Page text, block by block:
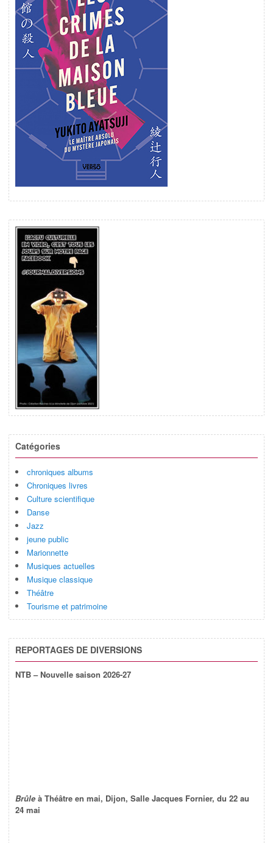
Catégories
chroniques albums
Chroniques livres
Culture scientifique
Danse
Jazz
jeune public
Marionnette
Musiques actuelles
Musique classique
Théâtre
Tourisme et patrimoine
REPORTAGES DE DIVERSIONS
NTB – Nouvelle saison 2026-27
Brûle à Théâtre en mai, Dijon, Salle Jacques Fornier, du 22 au
24 mai